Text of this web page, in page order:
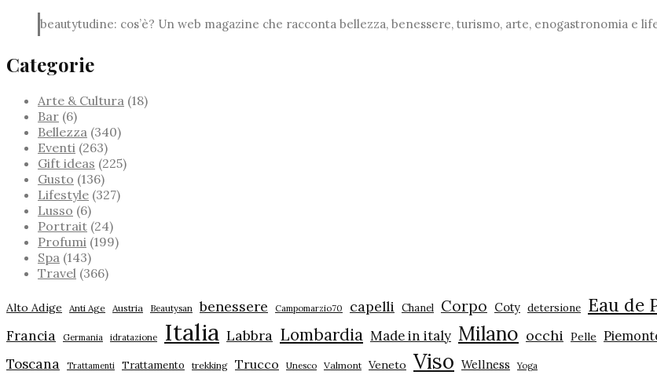
beautytudine: cos’è? Un web magazine che racconta bellezza, benessere, turismo, arte, enogastronomia e
Categorie
Arte & Cultura (18)
Bar (6)
Bellezza (340)
Eventi (263)
Gift ideas (225)
Gusto (136)
Lifestyle (327)
Lusso (6)
Portrait (24)
Profumi (199)
Spa (143)
Travel (366)
Alto Adige Anti Age Austria Beautysan benessere Campomarzio70 capelli Chanel Corpo Coty detersione Eau de
Francia Germania idratazione Italia Labbra Lombardia Made in italy Milano occhi Pelle
Toscana
Trattamenti Trattamento trekking Trucco Unesco Valmont Veneto Viso Wellness Yoga